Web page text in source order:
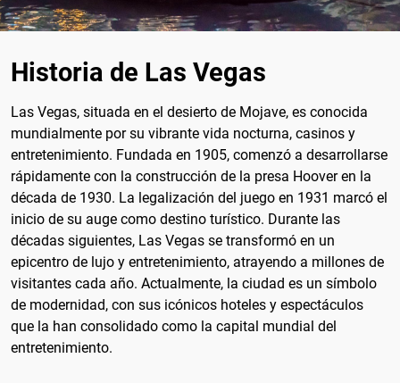
Historia de Las Vegas
Las Vegas, situada en el desierto de Mojave, es conocida
mundialmente por su vibrante vida nocturna, casinos y
entretenimiento. Fundada en 1905, comenzó a desarrollarse
rápidamente con la construcción de la presa Hoover en la
década de 1930. La legalización del juego en 1931 marcó el
inicio de su auge como destino turístico. Durante las
décadas siguientes, Las Vegas se transformó en un
epicentro de lujo y entretenimiento, atrayendo a millones de
visitantes cada año. Actualmente, la ciudad es un símbolo
de modernidad, con sus icónicos hoteles y espectáculos
que la han consolidado como la capital mundial del
entretenimiento.